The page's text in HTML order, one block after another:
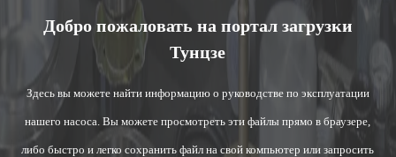
Добро пожаловать на портал загрузки
Тунцзе
Здесь вы можете найти информацию о руководстве по эксплуатации
нашего насоса. Вы можете просмотреть эти файлы прямо в браузере,
либо быстро и легко сохранить файл на свой компьютер или запросить